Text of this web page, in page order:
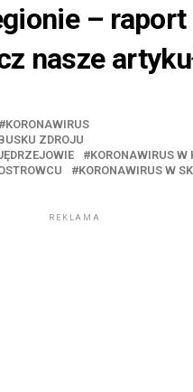
– raport
nasze
KORONAWIRUS
ZDROJU
KORONAWIRUS W
KORONAWIRUS W
REKLAMA